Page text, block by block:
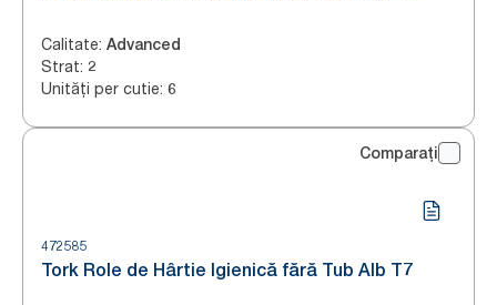
Calitate: Advanced
Strat: 2
Unități per cutie: 6
Comparați
472585
Tork Role de Hârtie Igienică fără Tub Alb T7